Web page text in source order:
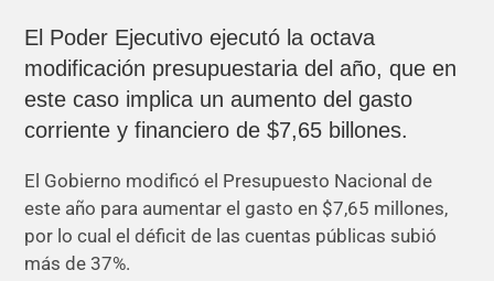
El Poder Ejecutivo ejecutó la octava
modificación presupuestaria del año, que en
este caso implica un aumento del gasto
corriente y financiero de $7,65 billones.
El Gobierno modificó el Presupuesto Nacional de
este año para aumentar el gasto en $7,65 millones,
por lo cual el déficit de las cuentas públicas subió
más de 37%.